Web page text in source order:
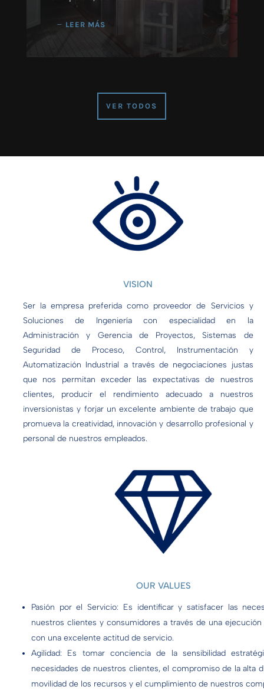
LEER MÁS
VER TODOS
VISION
Ser la empresa preferida como proveedor de Servicios y
Soluciones de Ingeniería con especialidad en la
Administración y Gerencia de Proyectos, Sistemas de
Seguridad de Proceso, Control, Instrumentación y
Automatización Industrial a través de negociaciones justas
que nos permitan exceder las expectativas de nuestros
clientes, producir el rendimiento adecuado a nuestros
inversionistas y forjar un excelente ambiente de trabajo que
promueva la creatividad, innovación y desarrollo profesional y
personal de nuestros empleados.
OUR VALUES
Pasión por el Servicio: Es identificar y satisfacer las
nuestros clientes y consumidores a través de una
con una excelente actitud de servicio.
Agilidad: Es tomar conciencia de la sensibilidad
necesidades de nuestros clientes, el compromiso de la alta
movilidad de los recursos y el cumplimiento de nuestros